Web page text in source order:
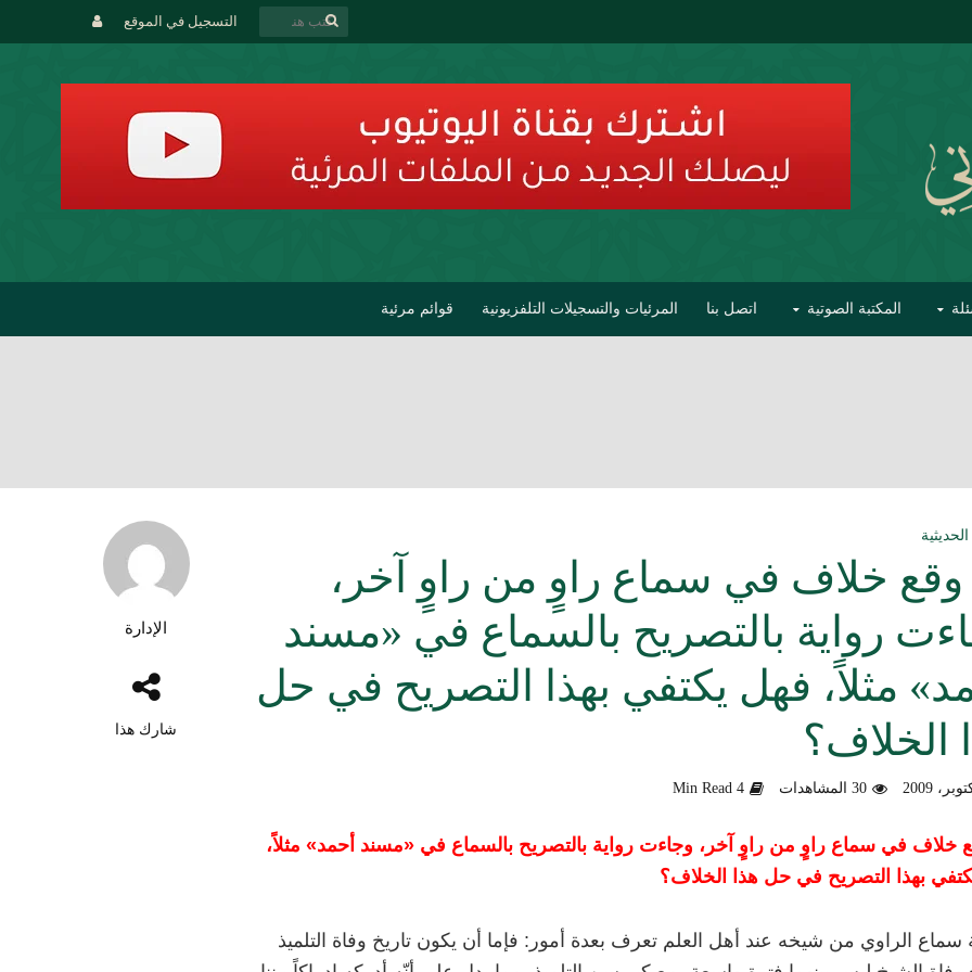
التسجيل في الموقع
المكتبة الصوتية اتصل بنا المرئيات والتسجيلات التلفزيونية قوائم مرئية
العمل الدعوي بين علماء ودعاة اليمن (صوت)
الحديثية للشيخ المحدث أبي الحسن السليماني
الإرهابي
الألباني رحمه الله من أخطاء الجماعات الإسلامية
في التعامل مع المخالف – صوت
صادق بن محمد البيضاني حول فَهْمِهِ كلامي عن تنظيم القاعدة
السودان
الإدارة
شارك هذا
الحديثية
وقع خلاف في سماع راوٍ من راوٍ آخر،
رواية بالتصريح بالسماع في «مسند
مثلاً، فهل يكتفي بهذا التصريح في حل
الخلاف؟
30 المشاهدات 4 Min Read
خلاف في سماع راوٍ من راوٍ آخر، وجاءت رواية بالتصريح بالسماع في «مسند أحمد» مثلاً،
بهذا التصريح في حل هذا الخلاف؟
سماع الراوي من شيخه عند أهل العلم تعرف بعدة أمور: فإما أن يكون تاريخ وفاة التلميذ